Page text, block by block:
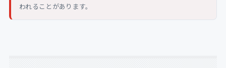
われることがあります。